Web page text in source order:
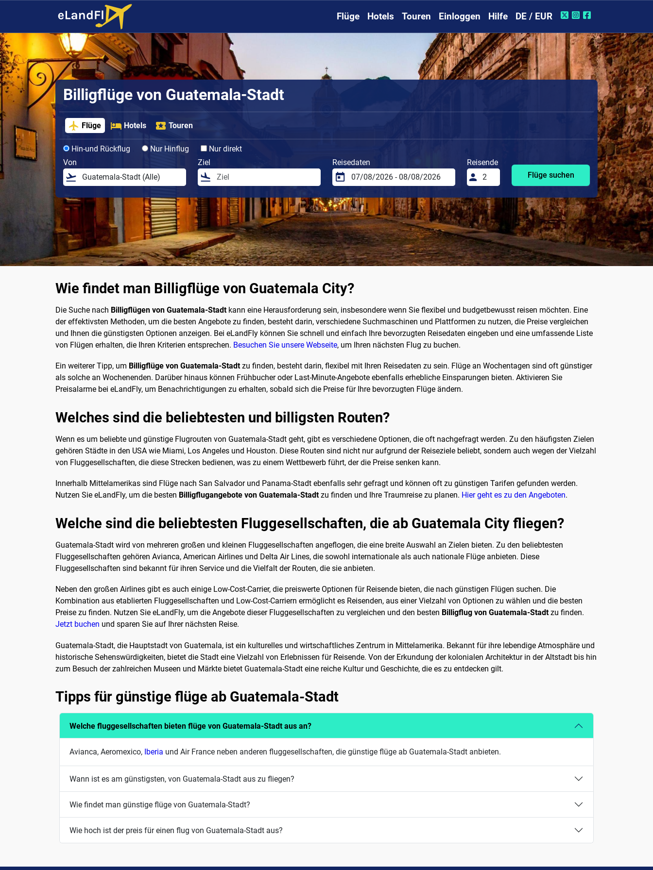
Flüge Hotels Touren Einloggen Hilfe DE / EUR
Billigflüge von Guatemala-Stadt
Flüge Hotels Touren
Hin-und Rückflug Nur Hinflug
Nur direkt
Von
Ziel Reisedaten
Reisende
Flüge suchen
Wie findet man Billigflüge von Guatemala City?
Die Suche nach Billigflügen von Guatemala-Stadtkann eine Herausforderung sein, insbesondere wenn Sie flexibel und budgetbewusst reisen möchten. Eine
der effektivsten Methoden, um die besten Angebote zu finden, besteht darin, verschiedene Suchmaschinen und Plattformen zu nutzen, die Preise vergleichen
und Ihnen die günstigsten Optionen anzeigen. Bei eLandFly können Sie schnell und einfach Ihre bevorzugten Reisedaten eingeben und eine umfassende Liste
von Flügen erhalten, die Ihren Kriterien entsprechen. Besuchen Sie unsere Webseite, um Ihren nächsten Flug zu buchen.
Ein weiterer Tipp, um Billigflüge von Guatemala-Stadtzu finden, besteht darin, flexibel mit Ihren Reisedaten zu sein. Flüge an Wochentagen sind oft günstiger
als solche an Wochenenden. Darüber hinaus können Frühbucher oder Last-Minute-Angebote ebenfalls erhebliche Einsparungen bieten. Aktivieren Sie
Preisalarme bei eLandFly, um Benachrichtigungen zu erhalten, sobald sich die Preise für Ihre bevorzugten Flüge ändern.
Welches sind die beliebtesten und billigsten Routen?
Wenn es um beliebte und günstige Flugrouten von Guatemala-Stadt geht, gibt es verschiedene Optionen, die oft nachgefragt werden. Zu den häufigsten Zielen
gehören Städte in den USA wie Miami, Los Angeles und Houston. Diese Routen sind nicht nur aufgrund der Reiseziele beliebt, sondern auch wegen der Vielzahl
von Fluggesellschaften, die diese Strecken bedienen, was zu einem Wettbewerb führt, der die Preise senken kann.
Innerhalb Mittelamerikas sind Flüge nach San Salvador und Panama-Stadt ebenfalls sehr gefragt und können oft zu günstigen Tarifen gefunden werden.
Nutzen Sie eLandFly, um die besten Billigflugangebote von Guatemala-Stadtzu finden und Ihre Traumreise zu planen. Hier geht es zu den Angeboten.
Welche sind die beliebtesten Fluggesellschaften, die ab Guatemala City fliegen?
Guatemala-Stadt wird von mehreren großen und kleinen Fluggesellschaften angeflogen, die eine breite Auswahl an Zielen bieten. Zu den beliebtesten
Fluggesellschaften gehören Avianca, American Airlines und Delta Air Lines, die sowohl internationale als auch nationale Flüge anbieten. Diese
Fluggesellschaften sind bekannt für ihren Service und die Vielfalt der Routen, die sie anbieten.
Neben den großen Airlines gibt es auch einige Low-Cost-Carrier, die preiswerte Optionen für Reisende bieten, die nach günstigen Flügen suchen. Die
Kombination aus etablierten Fluggesellschaften und Low-Cost-Carriern ermöglicht es Reisenden, aus einer Vielzahl von Optionen zu wählen und die besten
Preise zu finden. Nutzen Sie eLandFly, um die Angebote dieser Fluggesellschaften zu vergleichen und den besten Billigflug von Guatemala-Stadtzu finden.
Jetzt buchen und sparen Sie auf Ihrer nächsten Reise.
Guatemala-Stadt, die Hauptstadt von Guatemala, ist ein kulturelles und wirtschaftliches Zentrum in Mittelamerika. Bekannt für ihre lebendige Atmosphäre und
historische Sehenswürdigkeiten, bietet die Stadt eine Vielzahl von Erlebnissen für Reisende. Von der Erkundung der kolonialen Architektur in der Altstadt bis hin
zum Besuch der zahlreichen Museen und Märkte bietet Guatemala-Stadt eine reiche Kultur und Geschichte, die es zu entdecken gilt.
Tipps für günstige flüge ab Guatemala-Stadt
Welche fluggesellschaften bieten flüge von Guatemala-Stadt aus an?
Avianca, Aeromexico, Iberia und Air France neben anderen fluggesellschaften, die günstige flüge ab Guatemala-Stadt anbieten.
Wann ist es am günstigsten, von Guatemala-Stadt aus zu fliegen?
Wie findet man günstige flüge von Guatemala-Stadt?
Wie hoch ist der preis für einen flug von Guatemala-Stadt aus?